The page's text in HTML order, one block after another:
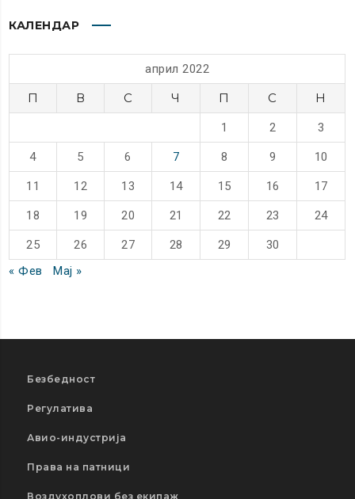
КАЛЕНДАР
април 2022
П В С Ч П С Н
1 2 3
4 5 6 7 8 9 10
11 12 13 14 15 16 17
18 19 20 21 22 23 24
25 26 27 28 29
30
« Фев
Мај »
Безбедност
Регулатива
Авио-индустрија
Права на патници
Воздухоплови без екипаж